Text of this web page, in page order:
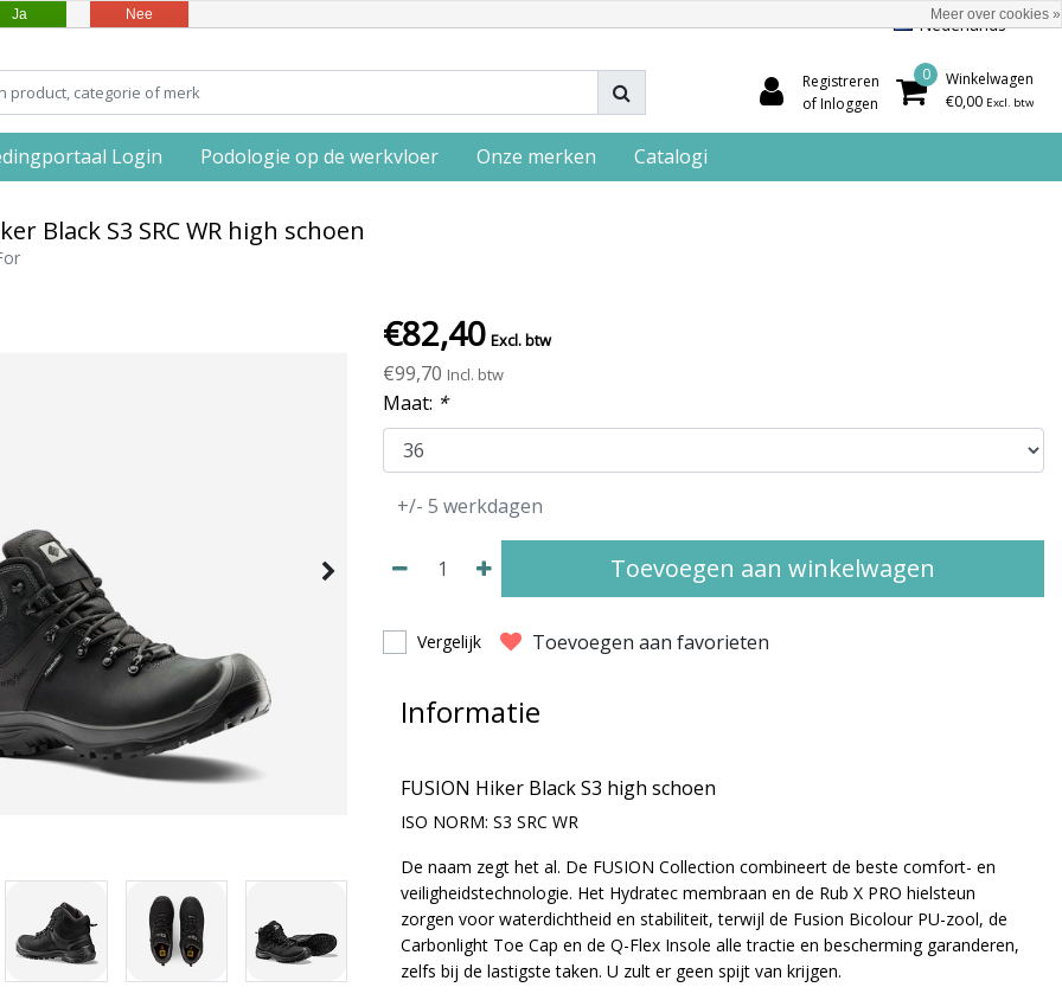
Nederlands
Registreren
of Inloggen
0
Winkelwagen
€0,00 Excl. btw
Login Podologie op de werkvloer Onze merken Catalogi
Black S3 SRC WR high schoen
€82,40 Excl. btw
€99,70 Incl. btw
Maat: *
+/- 5 werkdagen
Toevoegen aan winkelwagen
Vergelijk Toevoegen aan favorieten
Informatie
FUSION Hiker Black S3 high schoen
ISO NORM: S3 SRC WR
De naam zegt het al. De FUSION Collection combineert de beste comfort- en
veiligheidstechnologie. Het Hydratec membraan en de Rub X PRO hielsteun
zorgen voor waterdichtheid en stabiliteit, terwijl de Fusion Bicolour PU-zool, de
Carbonlight Toe Cap en de Q-Flex Insole alle tractie en bescherming garanderen,
zelfs bij de lastigste taken. U zult er geen spijt van krijgen.
Ja Nee Meer over cookies »